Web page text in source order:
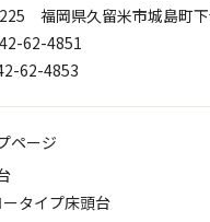
福岡県久留米市城島町
62-4851
62-4853
ページ
ータイプ床頭台